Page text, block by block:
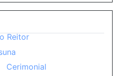
Reitor
Cerimonial